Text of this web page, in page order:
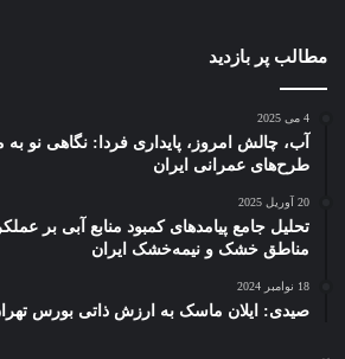
مطالب پر بازدید
4 می 2025
آب، چالش امروز، پایداری فردا: نگاهی نو به
طرح‌های عمرانی ایران
20 آوریل 2025
تحلیل جامع پیامدهای کمبود منابع آبی بر
مناطق خشک و نیمه‌خشک ایران
18 نوامبر 2024
صیدی: ایلان ماسک به ارزش ذاتی بورس